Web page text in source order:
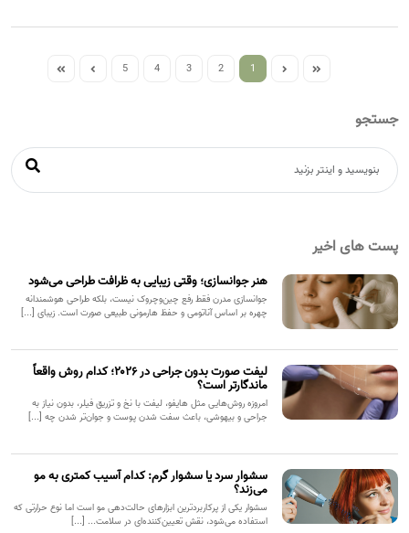
1
2
3
4
5
جستجو
پست های اخیر
هنر جوانسازی؛ وقتی زیبایی به ظرافت طراحی می‌شود
جوانسازی مدرن فقط رفع چین‌وچروک نیست، بلکه طراحی هوشمندانه
چهره بر اساس آناتومی و حفظ هارمونی طبیعی صورت است. زیبای [...]
لیفت صورت بدون جراحی در ۲۰۲۶؛ کدام روش واقعاً
ماندگارتر است؟
امروزه روش‌هایی مثل هایفو، لیفت با نخ و تزریق فیلر، بدون نیاز به
جراحی و بیهوشی، باعث سفت شدن پوست و جوان‌تر شدن چه [...]
سشوار سرد یا سشوار گرم: کدام آسیب کمتری به مو
می‌زند؟
سشوار یکی از پرکاربردترین ابزارهای حالت‌دهی مو است اما نوع حرارتی که
استفاده می‌شود، نقش تعیین‌کننده‌ای در سلامت... [...]